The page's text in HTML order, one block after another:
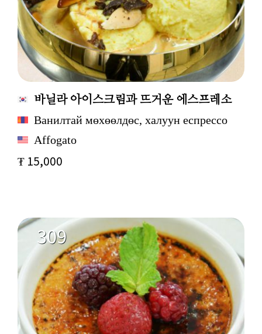
바닐라 아이스크림과 뜨거운 에스프레소
Ванилтай мөхөөлдөс, халуун еспрессo
Affogato
₮ 15,000
309